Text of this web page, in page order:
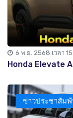
6 พ.ย. 2568 เวลา
Honda Elevate
ข่าวประชาสัม